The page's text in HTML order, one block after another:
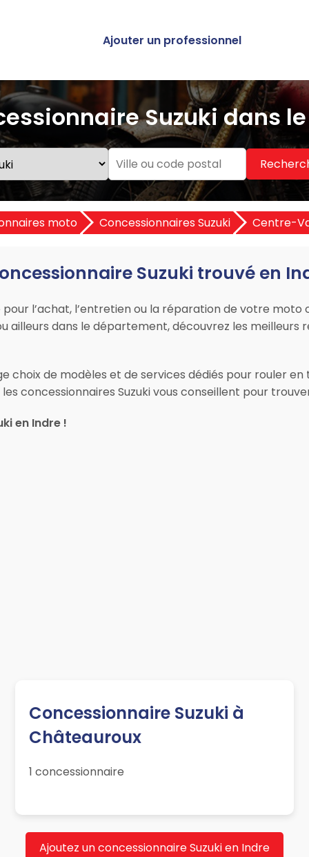
Ajouter un professionnel
Suzuki dans
moto Concessionnaires Suzuki Centre-
Suzuki trouvé en
l’achat, l’entretien ou la réparation de votre moto
ailleurs dans le département, découvrez les meilleurs
choix de modèles et de services dédiés pour rouler
concessionnaires Suzuki vous conseillent pour
en Indre !
Concessionnaire Suzuki à
Châteauroux
1 concessionnaire
Ajoutez un concessionnaire Suzuki en Indre